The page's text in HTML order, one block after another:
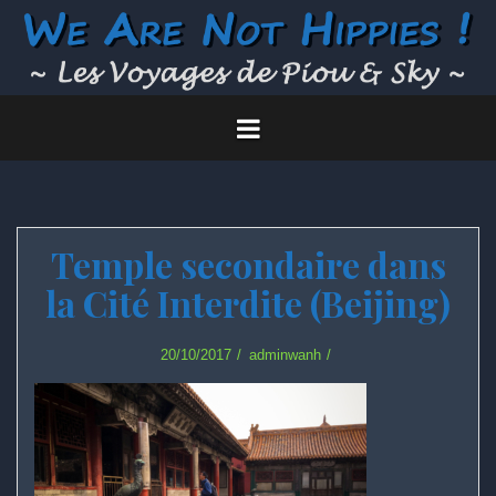
Skip
Temple secondaire dans
la Cité Interdite (Beijing)
20/10/2017 adminwanh